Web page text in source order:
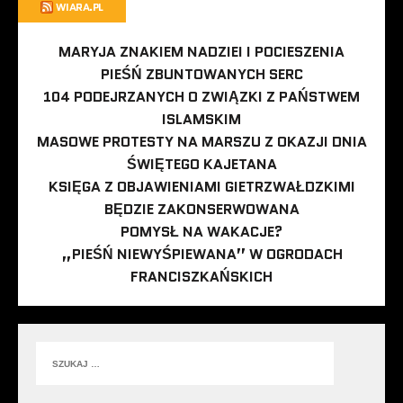
WIARA.PL
MARYJA ZNAKIEM NADZIEI I POCIESZENIA
PIEŚŃ ZBUNTOWANYCH SERC
104 PODEJRZANYCH O ZWIĄZKI Z PAŃSTWEM
ISLAMSKIM
MASOWE PROTESTY NA MARSZU Z OKAZJI DNIA
ŚWIĘTEGO KAJETANA
KSIĘGA Z OBJAWIENIAMI GIETRZWAŁDZKIMI
BĘDZIE ZAKONSERWOWANA
POMYSŁ NA WAKACJE?
„PIEŚŃ NIEWYŚPIEWANA” W OGRODACH
FRANCISZKAŃSKICH